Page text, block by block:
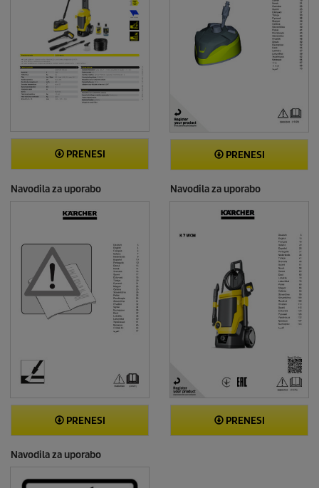
PRENESI PRENESI
Navodila za uporabo
PRENESI
Navodila za uporabo
PRENESI
Navodila za uporabo